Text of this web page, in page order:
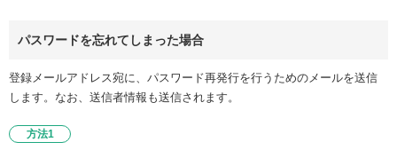
パスワードを忘れてしまった場合
登録メールアドレス宛に、パスワード再発行を行うためのメールを送信
します。なお、送信者情報も送信されます。
方法1